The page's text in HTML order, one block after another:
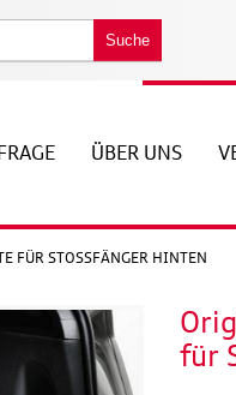
Suche
ÜBER UNS
FÜR STOSSFÄNGER HINTEN
für